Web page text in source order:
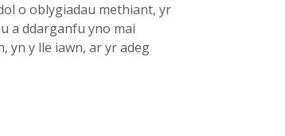
o oblygiadau methiant, yr
a ddarganfu yno mai
yn y lle iawn, ar yr adeg